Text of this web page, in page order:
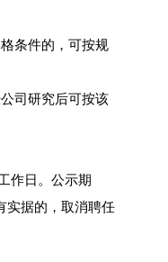
条件的，可按规
司研究后可按该
作日。公示期
实据的，取消聘任